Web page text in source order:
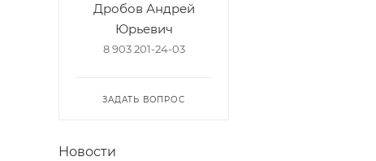
Дробов Андрей
Юрьевич
8 903 201-24-03
ЗАДАТЬ ВОПРОС
Новости